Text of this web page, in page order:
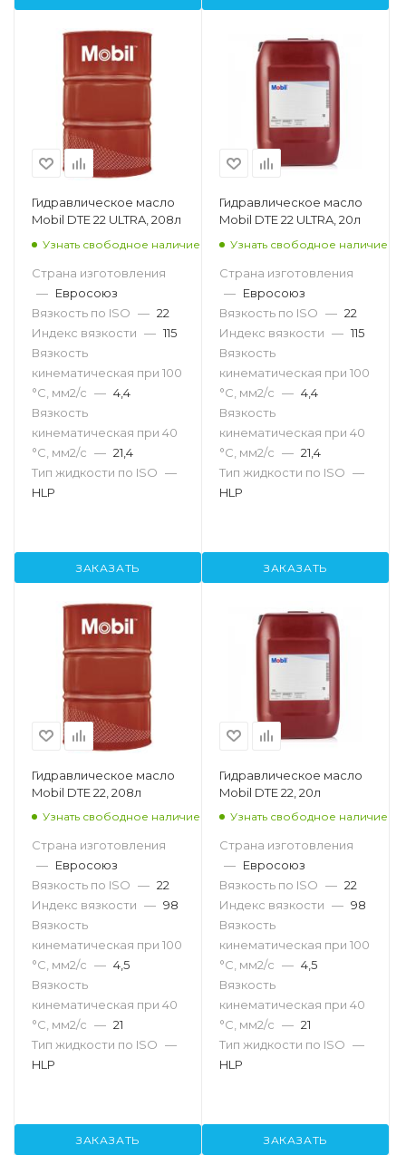
Гидравлическое масло
Mobil DTE 22 ULTRA, 208л
Узнать свободное наличие
Страна изготовления
— Евросоюз
Вязкость по ISO — 22
Индекс вязкости — 115
Вязкость
кинематическая при 100
°С, мм2/с — 4,4
Вязкость
кинематическая при 40
°С, мм2/с — 21,4
Тип жидкости по ISO —
HLP
ЗАКАЗАТЬ
Гидравлическое масло
Mobil DTE 22 ULTRA, 20л
Узнать свободное наличие
Страна изготовления
— Евросоюз
Вязкость по ISO — 22
Индекс вязкости — 115
Вязкость
кинематическая при 100
°С, мм2/с — 4,4
Вязкость
кинематическая при 40
°С, мм2/с — 21,4
Тип жидкости по ISO —
HLP
ЗАКАЗАТЬ
Гидравлическое масло
Mobil DTE 22, 208л
Узнать свободное наличие
Страна изготовления
— Евросоюз
Вязкость по ISO — 22
Индекс вязкости — 98
Вязкость
кинематическая при 100
°С, мм2/с — 4,5
Вязкость
кинематическая при 40
°С, мм2/с — 21
Тип жидкости по ISO —
HLP
ЗАКАЗАТЬ
Гидравлическое масло
Mobil DTE 22, 20л
Узнать свободное наличие
Страна изготовления
— Евросоюз
Вязкость по ISO — 22
Индекс вязкости — 98
Вязкость
кинематическая при 100
°С, мм2/с — 4,5
Вязкость
кинематическая при 40
°С, мм2/с — 21
Тип жидкости по ISO —
HLP
ЗАКАЗАТЬ